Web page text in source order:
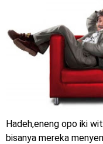
Yamaha
Sudah pakai
dan
Begini
Hadeh,eneng opo iki
bisanya mereka